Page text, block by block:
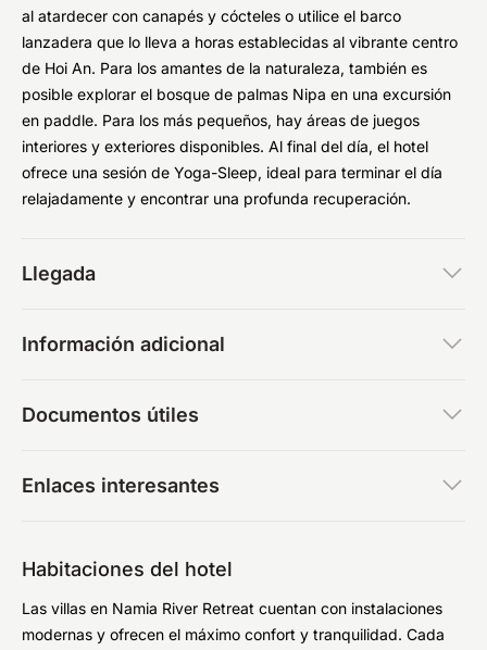
al atardecer con canapés y cócteles o utilice el barco
lanzadera que lo lleva a horas establecidas al vibrante centro
de Hoi An. Para los amantes de la naturaleza, también es
posible explorar el bosque de palmas Nipa en una excursión
en paddle. Para los más pequeños, hay áreas de juegos
interiores y exteriores disponibles. Al final del día, el hotel
ofrece una sesión de Yoga-Sleep, ideal para terminar el día
relajadamente y encontrar una profunda recuperación.
Llegada
Información adicional
Documentos útiles
Enlaces interesantes
Habitaciones del hotel
Las villas en Namia River Retreat cuentan con instalaciones
modernas y ofrecen el máximo confort y tranquilidad. Cada